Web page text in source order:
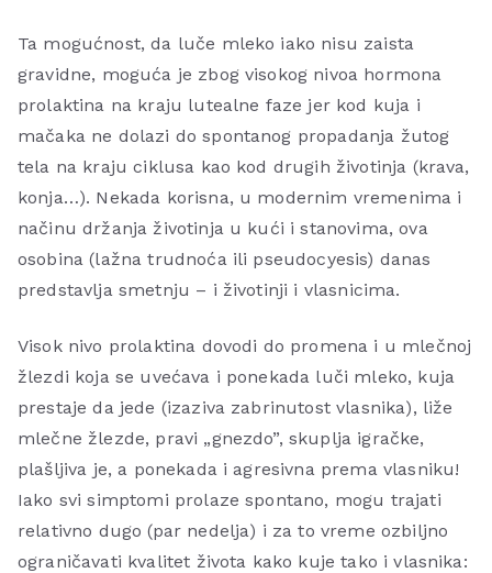
Ta mogućnost, da luče mleko iako nisu zaista
gravidne, moguća je zbog visokog nivoa hormona
prolaktina na kraju lutealne faze jer kod kuja i
mačaka ne dolazi do spontanog propadanja žutog
tela na kraju ciklusa kao kod drugih životinja (krava,
konja…). Nekada korisna, u modernim vremenima i
načinu držanja životinja u kući i stanovima, ova
osobina (lažna trudnoća ili pseudocyesis) danas
predstavlja smetnju – i životinji i vlasnicima.
Visok nivo prolaktina dovodi do promena i u mlečnoj
žlezdi koja se uvećava i ponekada luči mleko, kuja
prestaje da jede (izaziva zabrinutost vlasnika), liže
mlečne žlezde, pravi „gnezdo”, skuplja igračke,
plašljiva je, a ponekada i agresivna prema vlasniku!
Iako svi simptomi prolaze spontano, mogu trajati
relativno dugo (par nedelja) i za to vreme ozbiljno
ograničavati kvalitet života kako kuje tako i vlasnika: